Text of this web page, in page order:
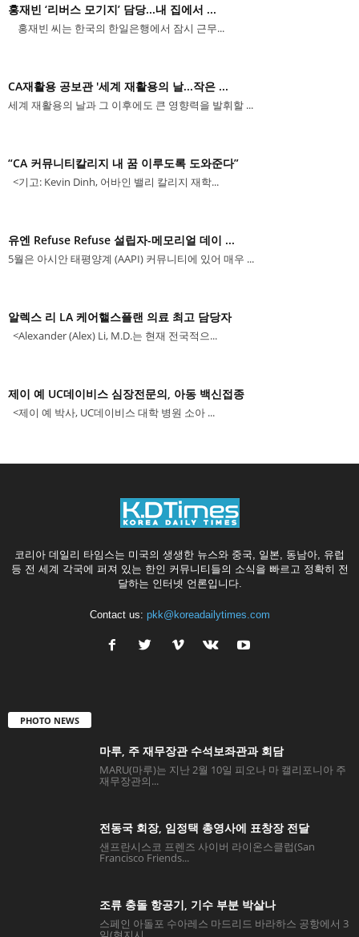
홍재빈 ‘리버스 모기지’ 담당...내 집에서 ...
홍재빈 씨는 한국의 한일은행에서 잠시 근무...
CA재활용 공보관 '세계 재활용의 날...작은 ...
세계 재활용의 날과 그 이후에도 큰 영향력을 발휘할 ...
“CA 커뮤니티칼리지 내 꿈 이루도록 도와준다”
<기고: Kevin Dinh, 어바인 밸리 칼리지 재학...
유엔 Refuse Refuse 설립자-메모리얼 데이 ...
5월은 아시안 태평양계 (AAPI) 커뮤니티에 있어 매우 ...
알렉스 리 LA 케어핼스플랜 의료 최고 담당자
<Alexander (Alex) Li, M.D.는 현재 전국적으...
제이 예 UC데이비스 심장전문의, 아동 백신접종
<제이 예 박사, UC데이비스 대학 병원 소아 ...
코리아 데일리 타임스는 미국의 생생한 뉴스와 중국, 일본, 동남아, 유럽
등 전 세계 각국에 퍼져 있는 한인 커뮤니티들의 소식을 빠르고 정확히 전
달하는 인터넷 언론입니다.
Contact us: pkk@koreadailytimes.com
PHOTO NEWS
마루, 주 재무장관 수석보좌관과 회담
MARU(마루)는 지난 2월 10일 피오나 마 캘리포니아 주
재무장관의...
전동국 회장, 임정택 총영사에 표창장 전달
샌프란시스코 프렌즈 사이버 라이온스클럽(San
Francisco Friends...
조류 충돌 항공기, 기수 부분 박살나
스페인 아돌포 수아레스 마드리드 바라하스 공항에서 3